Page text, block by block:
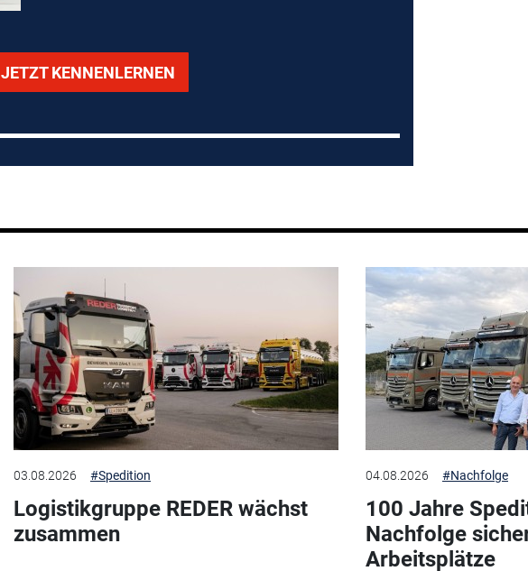
JETZT KENNENLERNEN
03.08.2026 #Spedition
Logistikgruppe REDER wächst
zusammen
04.08.2026 #Nachfolge
100 Jahre
Nachfolge
Arbeitsplätze